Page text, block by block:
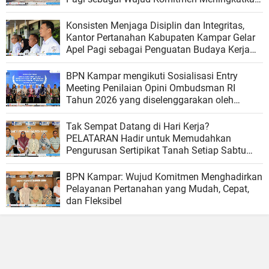
Kualitas Pelayanan
Konsisten Menjaga Disiplin dan Integritas,
Kantor Pertanahan Kabupaten Kampar Gelar
Apel Pagi sebagai Penguatan Budaya Kerja
Organisasi
BPN Kampar mengikuti Sosialisasi Entry
Meeting Penilaian Opini Ombudsman RI
Tahun 2026 yang diselenggarakan oleh
Ombudsman RI
Tak Sempat Datang di Hari Kerja?
PELATARAN Hadir untuk Memudahkan
Pengurusan Sertipikat Tanah Setiap Sabtu
dan Minggu
BPN Kampar: Wujud Komitmen Menghadirkan
Pelayanan Pertanahan yang Mudah, Cepat,
dan Fleksibel